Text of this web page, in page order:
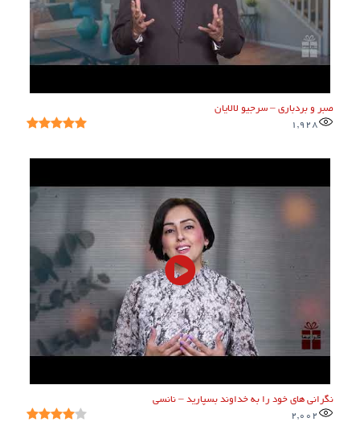
صبر و بردباری – سرجیو لالایان
1,928
نگرانی های خود را به خداوند بسپارید – نانسی
2,002